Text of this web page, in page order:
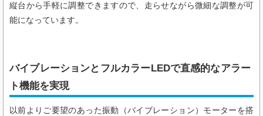
縦台から手軽に調整できますので、走らせながら微細な調整が可
能になっています。
バイブレーションとフルカラーLEDで直感的なアラー
ト機能を実現
以前よりご要望のあった振動（バイブレーション）モーターを搭